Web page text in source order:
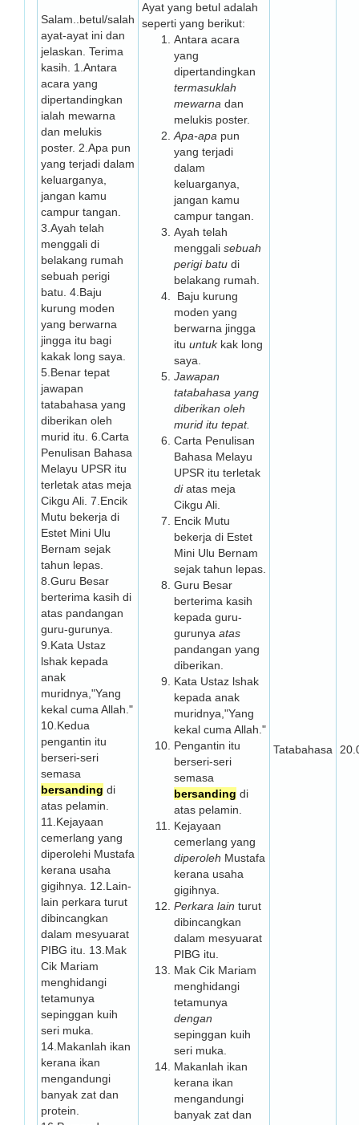
Salam..betul/salah
ayat-ayat ini dan
jelaskan. Terima
kasih. 1.Antara
acara yang
dipertandingkan
ialah mewarna
dan melukis
poster. 2.Apa pun
yang terjadi dalam
keluarganya,
jangan kamu
campur tangan.
3.Ayah telah
menggali di
belakang rumah
sebuah perigi
batu. 4.Baju
kurung moden
yang berwarna
jingga itu bagi
kakak long saya.
5.Benar tepat
jawapan
tatabahasa yang
diberikan oleh
murid itu. 6.Carta
Penulisan Bahasa
Melayu UPSR itu
terletak atas meja
Cikgu Ali. 7.Encik
Mutu bekerja di
Estet Mini Ulu
Bernam sejak
tahun lepas.
8.Guru Besar
berterima kasih di
atas pandangan
guru-gurunya.
9.Kata Ustaz
lshak kepada
anak
muridnya,"Yang
kekal cuma Allah."
10.Kedua
pengantin itu
berseri-seri
semasa
bersanding di
atas pelamin.
11.Kejayaan
cemerlang yang
diperolehi Mustafa
kerana usaha
gigihnya. 12.Lain-
lain perkara turut
dibincangkan
dalam mesyuarat
PIBG itu. 13.Mak
Cik Mariam
menghidangi
tetamunya
sepinggan kuih
seri muka.
14.Makanlah ikan
kerana ikan
mengandungi
banyak zat dan
protein.
Ayat yang betul adalah
seperti yang berikut:
Antara acara
yang
dipertandingkan
termasuklah
mewarna dan
melukis poster.
Apa-apa pun
yang terjadi
dalam
keluarganya,
jangan kamu
campur tangan.
Ayah telah
menggali sebuah
perigi batu di
belakang rumah.
Baju kurung
moden yang
berwarna jingga
itu untukkak long
saya.
Jawapan
tatabahasa yang
diberikan oleh
murid itu tepat.
Carta Penulisan
Bahasa Melayu
UPSR itu terletak
diatas meja
Cikgu Ali.
Encik Mutu
bekerja di Estet
Mini Ulu Bernam
sejak tahun lepas.
Guru Besar
berterima kasih
kepada guru-
gurunya atas
pandangan yang
diberikan.
Kata Ustaz lshak
kepada anak
muridnya,"Yang
kekal cuma Allah."
Pengantin itu
berseri-seri
semasa
bersanding di
atas pelamin.
Kejayaan
cemerlang yang
diperoleh Mustafa
kerana usaha
gigihnya.
Perkara lain turut
dibincangkan
dalam mesyuarat
PIBG itu.
Mak Cik Mariam
menghidangi
tetamunya
dengan
sepinggan kuih
seri muka.
Makanlah ikan
kerana ikan
mengandungi
banyak zat dan
Tatabahasa